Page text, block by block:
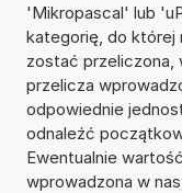
'Mikropascal' lub
kategorię, do której
zostać przeliczona,
przelicza
odpowiednie
odnaleźć
Ewentualnie
wprowadzona w